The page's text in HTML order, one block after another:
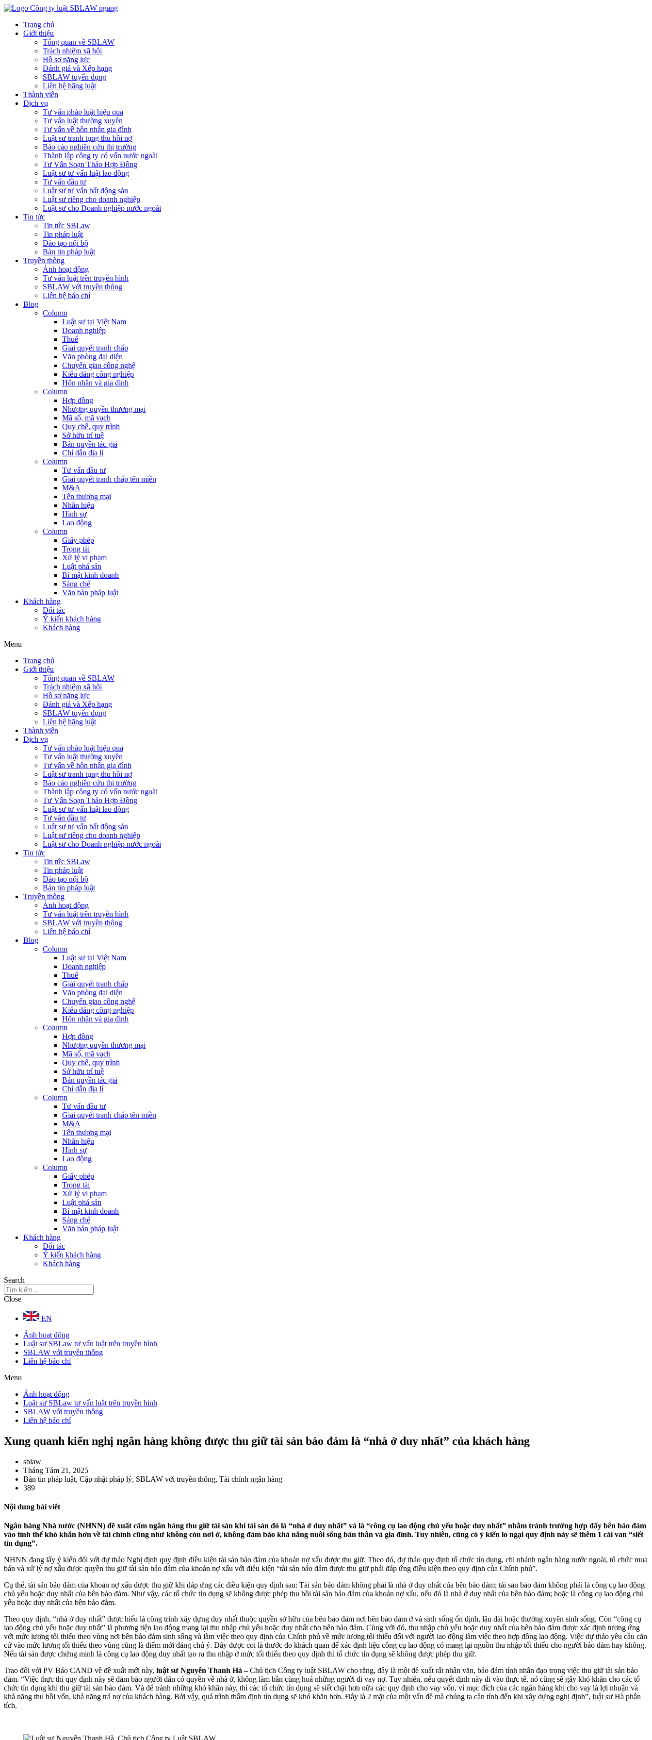
Trang chủ
Giới thiệu
Tổng quan về SBLAW
Trách nhiệm xã hội
Hồ sơ năng lực
Đánh giá và Xếp hạng
SBLAW tuyển dụng
Liên hệ hãng luật
Thành viên
Dịch vụ
Tư vấn pháp luật hiệu quả
Tư vấn luật thường xuyên
Tư vấn về hôn nhân gia đình
Luật sư tranh tụng thu hồi nợ
Báo cáo nghiên cứu thị trường
Thành lập công ty có vốn nước ngoài
Tư Vấn Soạn Thảo Hợp Đồng
Luật sư tư vấn luật lao động
Tư vấn đầu tư
Luật sư tư vấn bất động sản
Luật sư riêng cho doanh nghiệp
Luật sư cho Doanh nghiệp nước ngoài
Tin tức
Tin tức SBLaw
Tin pháp luật
Đào tạo nội bộ
Bản tin pháp luật
Truyền thông
Ảnh hoạt động
Tư vấn luật trên truyền hình
SBLAW với truyền thông
Liên hệ báo chí
Blog
Column
Luật sư tại Việt Nam
Doanh nghiệp
Thuế
Giải quyết tranh chấp
Văn phòng đại diện
Chuyển giao công nghệ
Kiểu dáng công nghiệp
Hôn nhân và gia đình
Column
Hợp đồng
Nhượng quyền thương mại
Mã số, mã vạch
Quy chế, quy trình
Sở hữu trí tuệ
Bản quyền tác giả
Chỉ dẫn địa lí
Column
Tư vấn đầu tư
Giải quyết tranh chấp tên miền
M&A
Tên thương mại
Nhãn hiệu
Hình sự
Lao động
Column
Giấy phép
Trọng tài
Xử lý vi phạm
Luật phá sản
Bí mật kinh doanh
Sáng chế
Văn bản pháp luật
Khách hàng
Đối tác
Ý kiến khách hàng
Khách hàng
Menu
Trang chủ
Giới thiệu
Tổng quan về SBLAW
Trách nhiệm xã hội
Hồ sơ năng lực
Đánh giá và Xếp hạng
SBLAW tuyển dụng
Liên hệ hãng luật
Thành viên
Dịch vụ
Tư vấn pháp luật hiệu quả
Tư vấn luật thường xuyên
Tư vấn về hôn nhân gia đình
Luật sư tranh tụng thu hồi nợ
Báo cáo nghiên cứu thị trường
Thành lập công ty có vốn nước ngoài
Tư Vấn Soạn Thảo Hợp Đồng
Luật sư tư vấn luật lao động
Tư vấn đầu tư
Luật sư tư vấn bất động sản
Luật sư riêng cho doanh nghiệp
Luật sư cho Doanh nghiệp nước ngoài
Tin tức
Tin tức SBLaw
Tin pháp luật
Đào tạo nội bộ
Bản tin pháp luật
Truyền thông
Ảnh hoạt động
Tư vấn luật trên truyền hình
SBLAW với truyền thông
Liên hệ báo chí
Blog
Column
Luật sư tại Việt Nam
Doanh nghiệp
Thuế
Giải quyết tranh chấp
Văn phòng đại diện
Chuyển giao công nghệ
Kiểu dáng công nghiệp
Hôn nhân và gia đình
Column
Hợp đồng
Nhượng quyền thương mại
Mã số, mã vạch
Quy chế, quy trình
Sở hữu trí tuệ
Bản quyền tác giả
Chỉ dẫn địa lí
Column
Tư vấn đầu tư
Giải quyết tranh chấp tên miền
M&A
Tên thương mại
Nhãn hiệu
Hình sự
Lao động
Column
Giấy phép
Trọng tài
Xử lý vi phạm
Luật phá sản
Bí mật kinh doanh
Sáng chế
Văn bản pháp luật
Khách hàng
Đối tác
Ý kiến khách hàng
Khách hàng
Search
Close
EN
Ảnh hoạt động
Luật sư SBLaw tư vấn luật trên truyền hình
SBLAW với truyền thông
Liên hệ báo chí
Menu
Ảnh hoạt động
Luật sư SBLaw tư vấn luật trên truyền hình
SBLAW với truyền thông
Liên hệ báo chí
Xung quanh kiến nghị ngân hàng không được thu giữ tài sản bảo đảm là “nhà ở duy nhất” của khách hàng
sblaw
Tháng Tám 21, 2025
Bản tin pháp luật, Cập nhật pháp lý, SBLAW với truyền thông, Tài chính ngân hàng
389
Nội dung bài viết
Ngân hàng Nhà nước (NHNN) đề xuất cấm ngân hàng thu giữ tài sản khi tài sản đó là “nhà ở duy nhất” và là “công cụ lao động chủ yếu hoặc duy nhất” nhằm tránh trường hợp đẩy bên bảo đảm
vào tình thế khó khăn hơn về tài chính cũng như không còn nơi ở, không đảm bảo khả năng nuôi sống bản thân và gia đình. Tuy nhiên, cũng có ý kiến lo ngại quy định này sẽ thêm 1 cái van “siết
tín dụng”.
NHNN đang lấy ý kiến đối với dự thảo Nghị định quy định điều kiện tài sản bảo đảm của khoản nợ xấu được thu giữ. Theo đó, dự thảo quy định tổ chức tín dụng, chi nhánh ngân hàng nước ngoài, tổ chức mua
bán và xử lý nợ xấu được quyền thu giữ tài sản bảo đảm của khoản nợ xấu với điều kiện “tài sản bảo đảm được thu giữ phải đáp ứng điều kiện theo quy định của Chính phủ”.
Cụ thể, tài sản bảo đảm của khoản nợ xấu được thu giữ khi đáp ứng các điều kiện quy định sau: Tài sản bảo đảm không phải là nhà ở duy nhất của bên bảo đảm; tài sản bảo đảm không phải là công cụ lao động
chủ yếu hoặc duy nhất của bên bảo đảm. Như vậy, các tổ chức tín dụng sẽ không được phép thu hồi tài sản bảo đảm của khoản nợ xấu, nếu đó là nhà ở duy nhất của bên bảo đảm; hoặc là công cụ lao động chủ
yếu hoặc duy nhất của bên bảo đảm.
Theo quy định, “nhà ở duy nhất” được hiểu là công trình xây dựng duy nhất thuộc quyền sở hữu của bên bảo đảm nơi bên bảo đảm ở và sinh sống ổn định, lâu dài hoặc thường xuyên sinh sống. Còn “công cụ
lao động chủ yếu hoặc duy nhất” là phương tiện lao động mang lại thu nhập chủ yếu hoặc duy nhất cho bên bảo đảm. Cùng với đó, thu nhập chủ yếu hoặc duy nhất của bên bảo đảm được xác định tương ứng
với mức lương tối thiểu theo vùng nơi bên bảo đảm sinh sống và làm việc theo quy định của Chính phủ về mức lương tối thiểu đối với người lao động làm việc theo hợp đồng lao động. Việc dự thảo yêu cầu căn
cứ vào mức lương tối thiểu theo vùng cũng là điểm mới đáng chú ý. Đây được coi là thước đo khách quan để xác định liệu công cụ lao động có mang lại nguồn thu nhập tối thiểu cho người bảo đảm hay không.
Nếu tài sản được chứng minh là công cụ lao động duy nhất tạo ra thu nhập ở mức tối thiểu theo quy định thì tổ chức tín dụng sẽ không được phép thu giữ.
Trao đổi với PV Báo CAND về đề xuất mới này, luật sư Nguyễn Thanh Hà –Chủ tịch Công ty luật SBLAW cho rằng, đây là một đề xuất rất nhân văn, bảo đảm tính nhân đạo trong việc thu giữ tài sản bảo
đảm. “Việc thực thi quy định này sẽ đảm bảo người dân có quyền về nhà ở, không làm bần cùng hoá những người đi vay nợ. Tuy nhiên, nếu quyết định này đi vào thực tế, nó cũng sẽ gây khó khăn cho các tổ
chức tín dụng khi thu giữ tài sản bảo đảm. Và để tránh những khó khăn này, thì các tổ chức tín dụng sẽ siết chặt hơn nữa các quy định cho vay vốn, vì mục đích của các ngân hàng khi cho vay là lợi nhuận và
khả năng thu hồi vốn, khả năng trả nợ của khách hàng. Bởi vậy, quá trình thẩm định tín dụng sẽ khó khăn hơn. Đây là 2 mặt của một vấn đề mà chúng ta cần tính đến khi xây dựng nghị định”, luật sư Hà phân
tích.